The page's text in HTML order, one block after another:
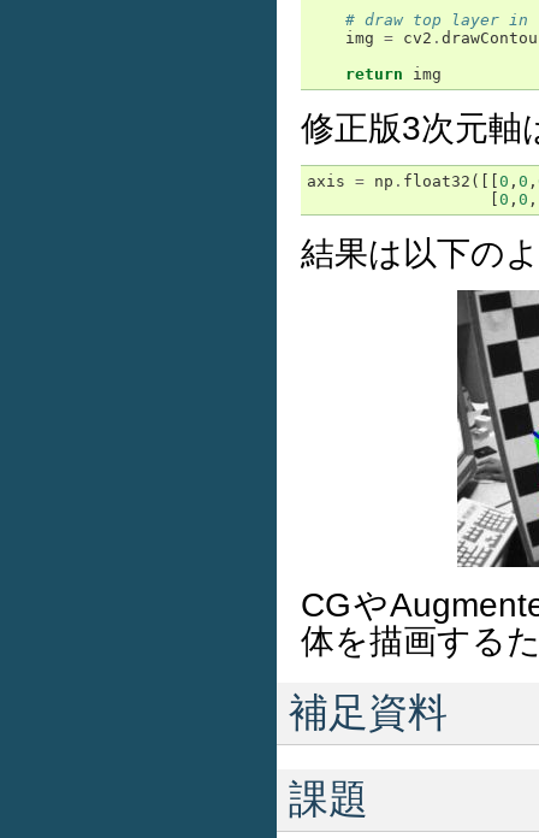
# draw top layer in
img = cv2 .
return
img
修正版3次元軸
axis = np . float32 ([[ 0 , 0 ,
0 , 0 ,
結果は以下の
CGや
体を描画する
補足資料
課題